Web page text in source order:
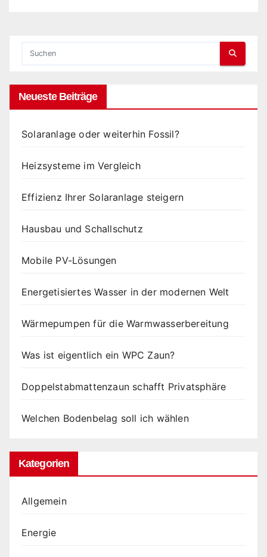
Neueste Beiträge
Solaranlage oder weiterhin Fossil?
Heizsysteme im Vergleich
Effizienz Ihrer Solaranlage steigern
Hausbau und Schallschutz
Mobile PV-Lösungen
Energetisiertes Wasser in der modernen Welt
Wärmepumpen für die Warmwasserbereitung
Was ist eigentlich ein WPC Zaun?
Doppelstabmattenzaun schafft Privatsphäre
Welchen Bodenbelag soll ich wählen
Kategorien
Allgemein
Energie